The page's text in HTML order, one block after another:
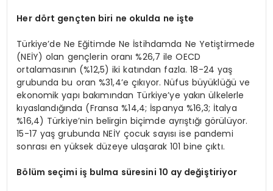
Her dört gençten biri ne okulda ne işte
Türkiye’de Ne Eğitimde Ne İstihdamda Ne Yetiştirmede
(NEİY) olan gençlerin oranı %26,7 ile OECD
ortalamasının (%12,5) iki katından fazla. 18-24 yaş
grubunda bu oran %31,4’e çıkıyor. Nüfus büyüklüğü ve
ekonomik yapı bakımından Türkiye’ye yakın ülkelerle
kıyaslandığında (Fransa %14,4; İspanya %16,3; İtalya
%16,4) Türkiye’nin belirgin biçimde ayrıştığı görülüyor.
15-17 yaş grubunda NEİY çocuk sayısı ise pandemi
sonrası en yüksek düzeye ulaşarak 101 bine çıktı.
Bölüm seçimi iş bulma süresini 10 ay değiştiriyor